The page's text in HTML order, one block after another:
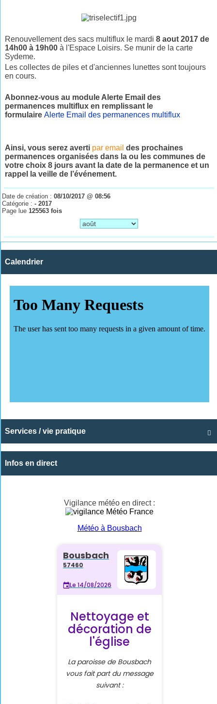
Renouvellement des sacs multiflux le mardi 8 aout 2017 de
14h00 à 19h00à l'Espace Loisirs. Se munir de la carte
Sydeme.
Les collectes de piles et d'anciennes lunettes sont toujours
en cours.
Abonnez-vous au module Alerte Email des
permanences multiflux en remplissant le
formulaire Alerte Email des permanences multiflux
Ainsi, vous serez averti par email des prochaines
permanences organisées dans la ou les communes de
votre choix 8 jours avant la date de la permanence et un
rappel la veille de l’événement.
Date de création :08/10/2017 @ 08:56
Catégorie :- 2017
Page lue 125563 fois
Calendrier

Services / vie pratique
Infos en direct
Vigilance météo en direct :
Météo à Bousbach